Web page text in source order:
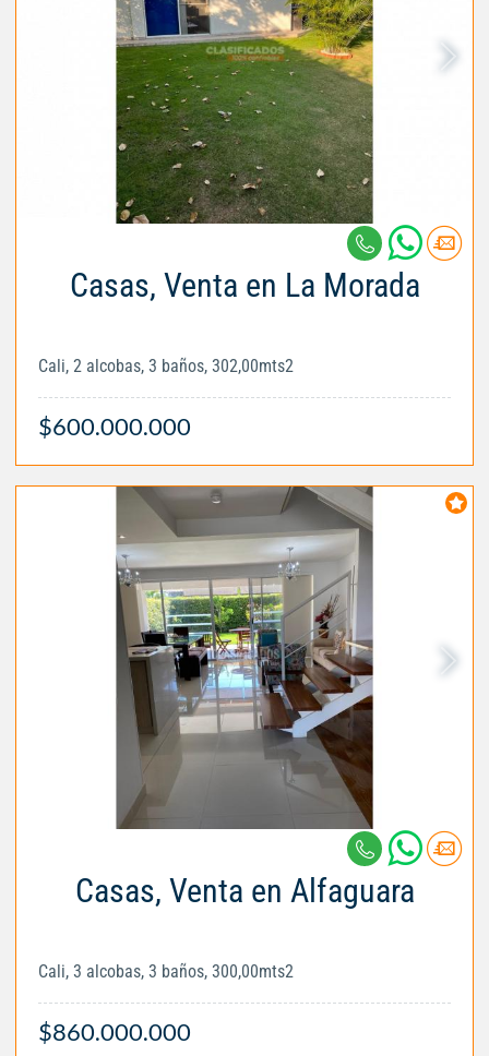
Casas, Venta en La Morada
Cali, 2 alcobas, 3 baños, 302,00mts2
$600.000.000
Casas, Venta en Alfaguara
Cali, 3 alcobas, 3 baños, 300,00mts2
$860.000.000